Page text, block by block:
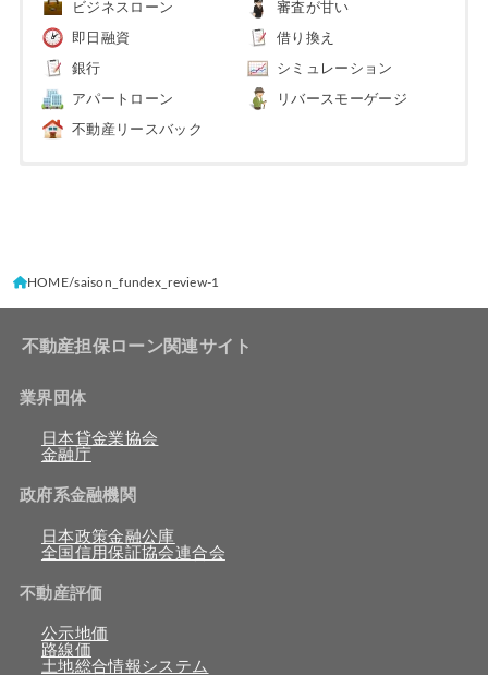
ビジネスローン 審査が甘い
即日融資 借り換え
銀行 シミュレーション
アパートローン リバースモーゲージ
不動産リースバック
HOME saison_fundex_review-1
不動産担保ローン関連サイト
業界団体
日本貸金業協会
金融庁
政府系金融機関
日本政策金融公庫
全国信用保証協会連合会
不動産評価
公示地価
路線価
土地総合情報システム